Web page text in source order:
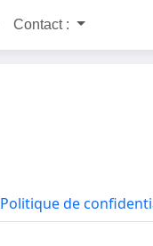
Contact :
Politique de